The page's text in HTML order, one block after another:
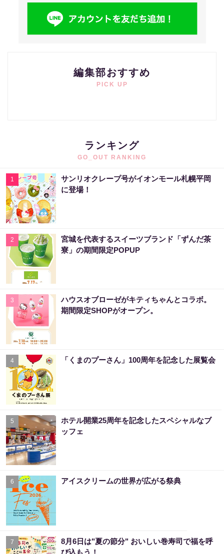
編集部おすすめ
PICK UP
ランキング
GO_OUT RANKING
1
サンリオクレープ号がイオンモール札幌平岡
に登場！
2
宮城を代表するスイーツブランド「ずんだ茶
寮」の期間限定POPUP
3
ハウスオブローゼがキティちゃんとコラボ。
期間限定SHOPがオープン。
4 「くまのプーさん」100周年を記念した展覧会
5
ホテル開業25周年を記念したスペシャルなブ
ッフェ
6 アイスクリームの世界が広がる祭典
7
8月6日は"夏の節分" おいしい巻寿司で福を呼
び込もう！